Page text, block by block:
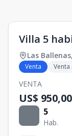
Villa 5
Las Ballenas,
Venta
VENTA
US$
5
Hab.